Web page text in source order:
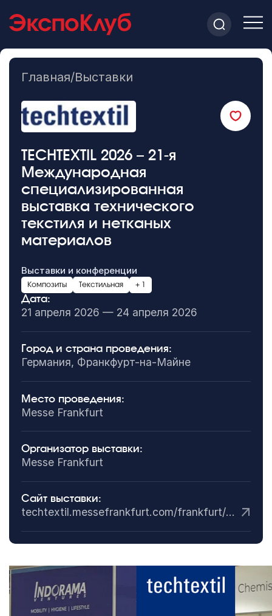
Главная/Выставки
TECHTEXTIL 2026 – 21-я
Международная
специализированная
выставка технического
текстиля и нетканых
материалов
Выставки и конференции
Композиты Текстильная + 1
Дата:
21 апреля 2026 — 24 апреля 2026
Город и страна проведения:
Германия, Франкфурт-на-Майне
Место проведения:
Messe Frankfurt
Организатор выставки:
Messe Frankfurt
Сайт выставки:
techtextil.messefrankfurt.com/frankfurt/en.html